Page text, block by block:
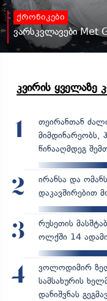
ქრონიკები
ვარსკვლავები Met
კვირის ყველაზე
1
თეირანთან
მიმდინარეობს,
წინააღმდეგ
2
ირანსა და
დაკავშირებით
3
რუსეთის
ოლქში 14
4
ვოლოდიმირ
სამსახურის
დანიშვნას